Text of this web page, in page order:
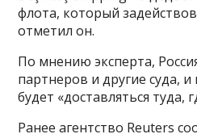
флота, который
отметил он.
По мнению эксперта,
партнеров и другие суда,
будет «доставляться туда,
Ранее агентство Reuters